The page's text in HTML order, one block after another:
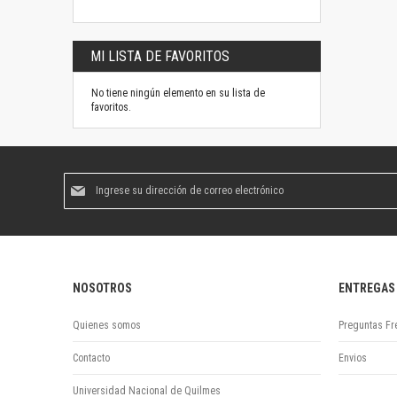
MI LISTA DE FAVORITOS
No tiene ningún elemento en su lista de
favoritos.
boletín
NOSOTROS
Quienes somos
Contacto
Universidad Nacional de Quilmes
ENTREGAS
Preguntas
Envios